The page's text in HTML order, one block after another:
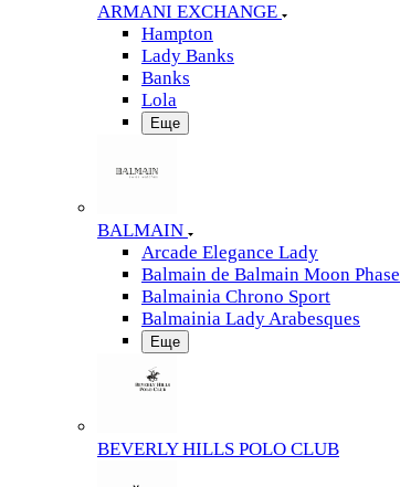
ARMANI EXCHANGE
Hampton
Lady Banks
Banks
Lola
Еще
BALMAIN
Arcade Elegance Lady
Balmain de Balmain Moon Phase
Balmainia Chrono Sport
Balmainia Lady Arabesques
Еще
BEVERLY HILLS POLO CLUB